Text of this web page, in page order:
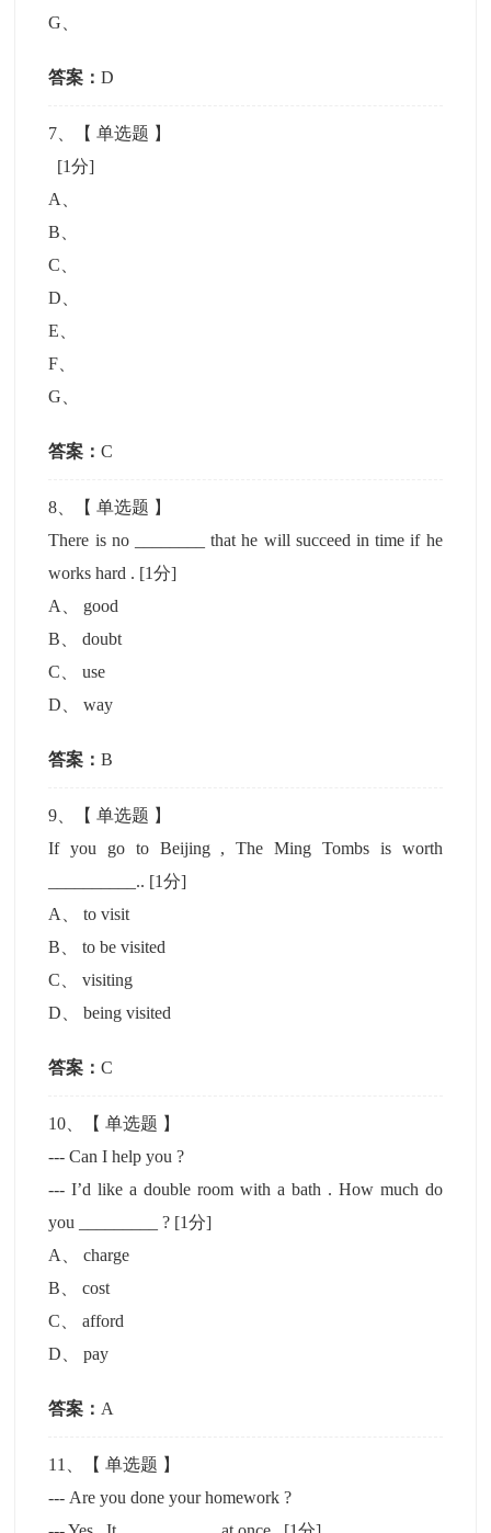
G
答案：D
7 、【单选题 】
[1分]
A
B
C
D
E
F
G
答案：C
8 、【单选题 】
There is no ________ that he will succeed in time if he
works hard . [1分]
A
good
B 、doubt
C 、use
D 、way
答案：B
9 、【单选题 】
If you go to Beijing , The Ming Tombs is worth
__________.. [1分]
A
、to visit
B 、to be visited
C 、visiting
D 、being visited
答案：C
10 、【单选题 】
--- Can I help you ?
--- I’d like a double room with a bath . How much do
you _________ ? [1分]
A
、charge
B 、cost
C 、afford
D 、pay
答案： A
11 、【单选题 】
--- Are you done your homework ?